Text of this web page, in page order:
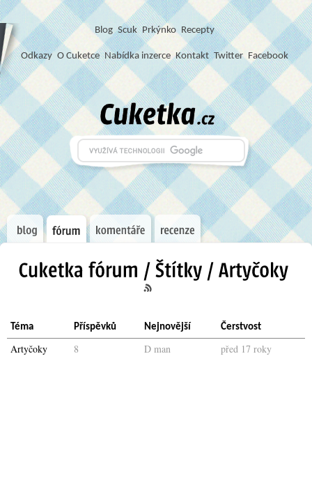
Blog Scuk Prkýnko Recepty
Odkazy O Cuketce Nabídka inzerce Kontakt Twitter Facebook
Téma Příspěvků Nejnovější Čerstvost
Artyčoky 8 D man před 17 roky